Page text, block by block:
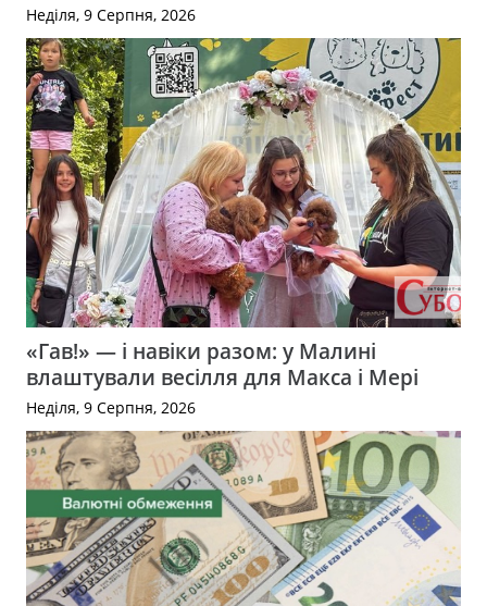
Неділя, 9 Серпня, 2026
«Гав!» — і навіки разом: у Малині
влаштували весілля для Макса і Мері
Неділя, 9 Серпня, 2026